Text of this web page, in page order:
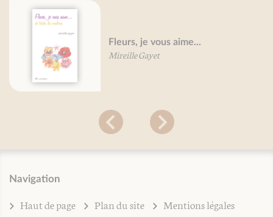
Fleurs, je vous aime...
Mireille Gayet
Navigation
Haut de page Plan du site
Mentions légales